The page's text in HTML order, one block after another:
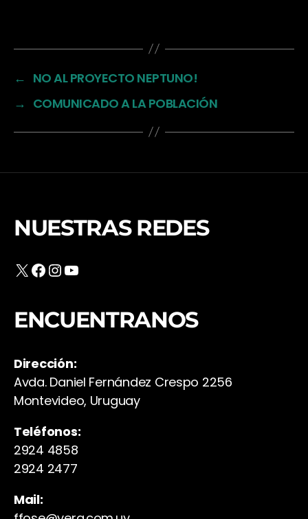
← NO AL PROYECTO NEPTUNO!
→ COMUNICADO A LA POBLACIÓN
NUESTRAS REDES
X Facebook
Instagram
YouTube
ENCUENTRANOS
Dirección:
Avda. Daniel Fernández Crespo 2256
Montevideo, Uruguay
Teléfonos:
2924 4858
2924 2477
Mail: